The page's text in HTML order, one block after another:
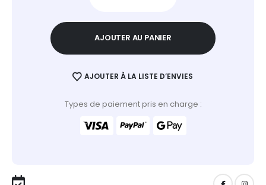
AJOUTER AU PANIER
AJOUTER À LA LISTE D’ENVIES
Types de paiement pris en charge :